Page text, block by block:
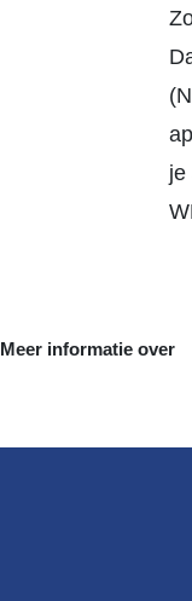
je
Meer informatie over